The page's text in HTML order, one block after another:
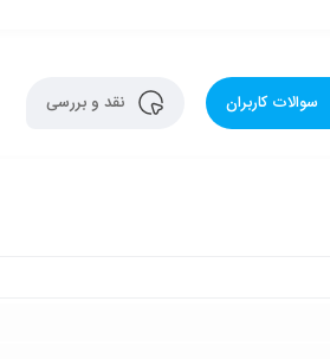
سوالات کاربران نقد و بررسی